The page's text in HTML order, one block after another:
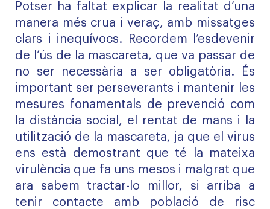
Potser ha faltat explicar la realitat d’una
manera més crua i veraç, amb missatges
clars i inequívocs. Recordem l’esdevenir
de l’ús de la mascareta, que va passar de
no ser necessària a ser obligatòria. És
important ser perseverants i mantenir les
mesures fonamentals de prevenció com
la distància social, el rentat de mans i la
utilització de la mascareta, ja que el virus
ens està demostrant que té la mateixa
virulència que fa uns mesos i malgrat que
ara sabem tractar-lo millor, si arriba a
tenir contacte amb població de risc